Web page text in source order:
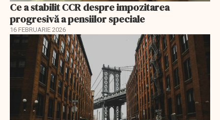
Ce a stabilit CCR despre impozitarea
progresivă a pensiilor speciale
16 FEBRUARIE 2026